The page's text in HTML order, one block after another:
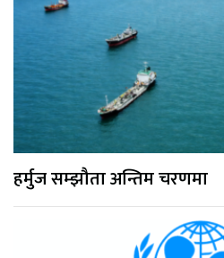
हर्मुज सम्झौता अन्तिम चरणमा